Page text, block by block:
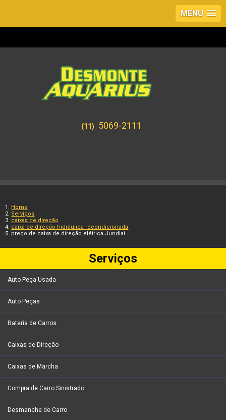
MENU
(11) 5069-2111
Home
Serviços
caixas de direção
caixa de direção hidráulica recondicionada
preço de caixa de direção elétrica Jundiaí
Serviços
Auto Peça Usada
Auto Peças
Bateria de Carros
Caixas de Direção
Caixas de Marcha
Compra de Carro Sinistrado
Desmanche de Carro